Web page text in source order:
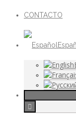
CONTACTO